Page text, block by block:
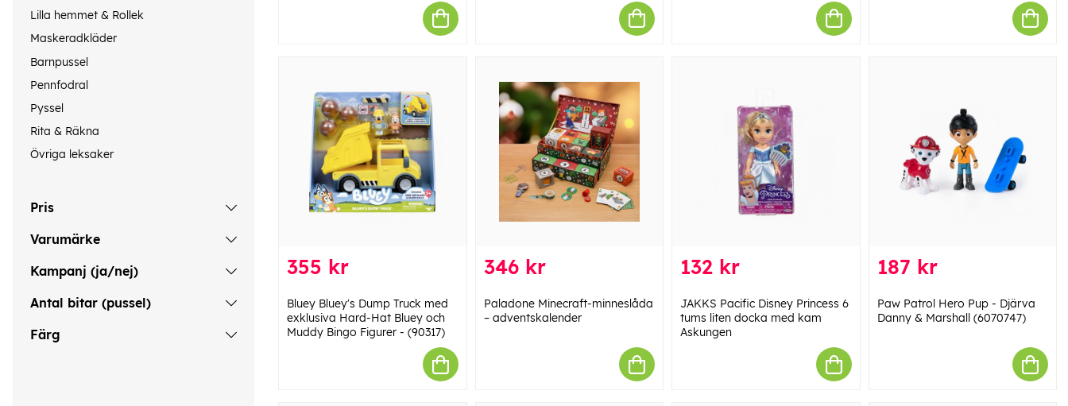
Lilla hemmet & Rollek
Maskeradkläder
Barnpussel
Pennfodral
Pyssel
Rita & Räkna
Övriga leksaker
Pris
Varumärke
Kampanj (ja/nej)
Antal bitar (pussel)
Färg
355 kr
Bluey Bluey's Dump Truck med
exklusiva Hard-Hat Bluey och
Muddy Bingo Figurer - (90317)
346 kr
Paladone Minecraft-minneslåda
– adventskalender
132 kr
JAKKS Pacific Disney Princess 6
tums liten docka med kam
Askungen
187 kr
Paw Patrol Hero Pup - Djärva
Danny & Marshall (6070747)